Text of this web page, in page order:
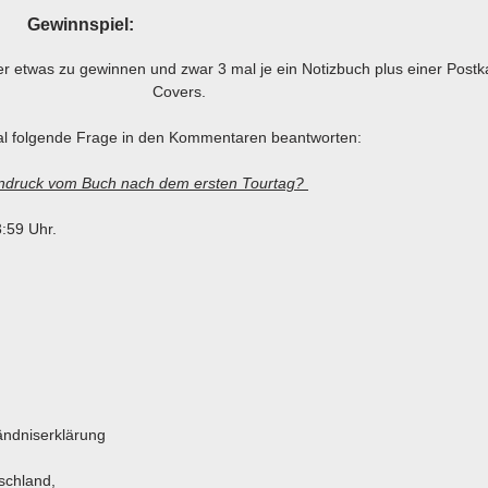
Gewinnspiel:
etwas zu gewinnen und zwar 3 mal je ein Notizbuch plus einer
Covers.
folgende Frage in den Kommentaren beantworten:
vom Buch nach dem ersten Tourtag?
Uhr.